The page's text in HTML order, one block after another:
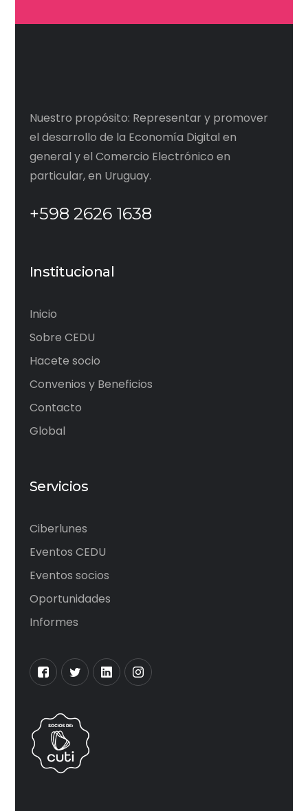
Nuestro propósito: Representar y promover
el desarrollo de la Economía Digital en
general y el Comercio Electrónico en
particular, en Uruguay.
+598 2626 1638
Institucional
Inicio
Sobre CEDU
Hacete socio
Convenios y Beneficios
Contacto
Global
Servicios
Ciberlunes
Eventos CEDU
Eventos socios
Oportunidades
Informes